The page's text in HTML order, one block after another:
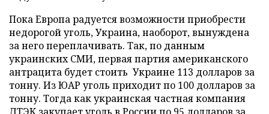
Пока Европа радуется возможности приобрести
недорогой уголь, Украина, наоборот, вынуждена
за него переплачивать. Так, по данным
украинских СМИ, первая партия американского
антрацита будет стоить Украине 113 долларов за
тонну. Из ЮАР уголь приходит по 100 долларов за
тонну. Тогда как украинская частная компания